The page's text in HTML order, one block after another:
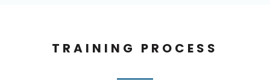
TRAINING PROCESS